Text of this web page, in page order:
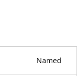
Named